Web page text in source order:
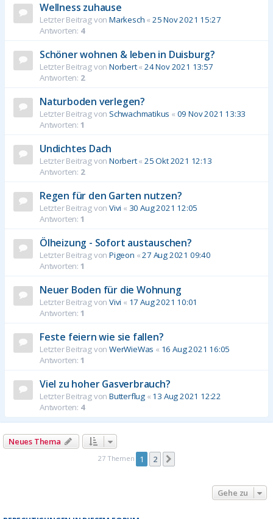
Wellness zuhause
Letzter Beitrag von Markesch « 25 Nov 2021 15:27
Antworten: 4
Schöner wohnen & leben in Duisburg?
Letzter Beitrag von Norbert«24 Nov 2021 13:57
Antworten: 2
Naturboden verlegen?
Letzter Beitrag von Schwachmatikus « 09 Nov 2021 13:33
Antworten: 1
Undichtes Dach
Letzter Beitrag von Norbert«25 Okt 2021 12:13
Antworten: 2
Regen für den Garten nutzen?
Letzter Beitrag von Vivi « 30 Aug 2021 12:05
Antworten: 1
Ölheizung - Sofort austauschen?
Letzter Beitrag von Pigeon «27 Aug 2021 09:40
Antworten: 1
Neuer Boden für die Wohnung
Letzter Beitrag von Vivi « 17 Aug 2021 10:01
Antworten: 1
Feste feiern wie sie fallen?
Letzter Beitrag von WerWieWas « 16 Aug 2021 16:05
Antworten: 1
Viel zu hoher Gasverbrauch?
Letzter Beitrag von Butterflug « 13 Aug 2021 12:22
Antworten: 4
Neues Thema
27 Themen 1 2
Gehe zu